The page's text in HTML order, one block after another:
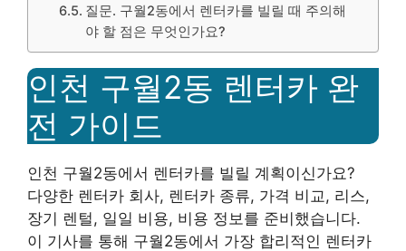
질문. 구월2동에서 렌터카를 빌릴 때 주의해
야 할 점은 무엇인가요?
인천 구월2동 렌터카 완
전 가이드
인천 구월2동에서 렌터카를 빌릴 계획이신가요?
다양한 렌터카 회사, 렌터카 종류, 가격 비교, 리스,
장기 렌털, 일일 비용, 비용 정보를 준비했습니다.
이 기사를 통해 구월2동에서 가장 합리적인 렌터카